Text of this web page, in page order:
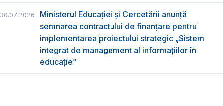
30.07.2026
Ministerul Educației și Cercetării anunță
semnarea contractului de finanțare pentru
implementarea proiectului strategic „Sistem
integrat de management al informațiilor în
educație”